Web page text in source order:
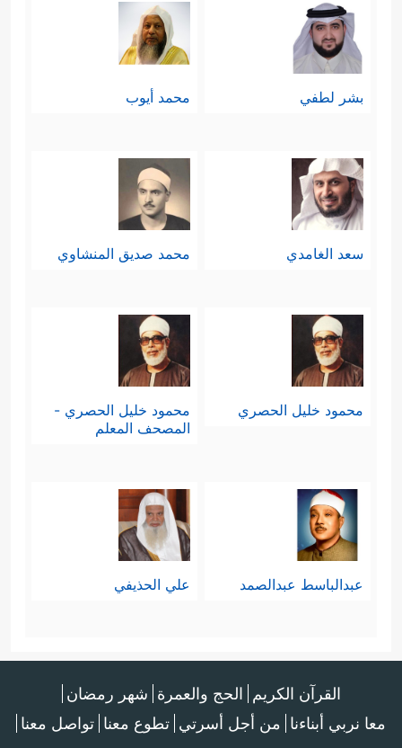
بشر لطفي محمد أيوب
سعد الغامدي محمد صديق المنشاوي
محمود خليل الحصري
محمود خليل الحصري -
المصحف المعلم
عبدالباسط عبدالصمد علي الحذيفي
القرآن الكريم الحج والعمرة شهر رمضان
معا نربي أبناءنا من أجل أسرتي تطوع معنا تواصل معنا